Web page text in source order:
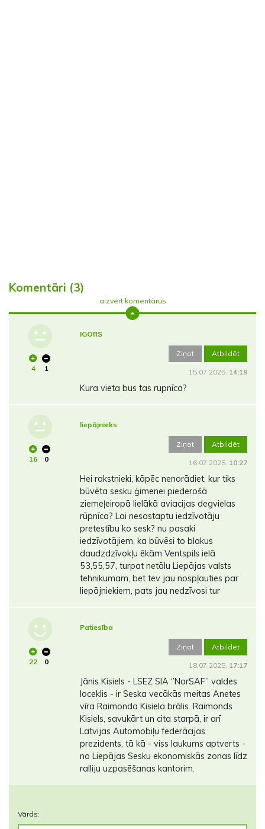
Komentāri (3)
aizvērt komentārus
4 1
IGORS
Ziņot Atbildēt
15.07.2025. 14:19
Kura vieta bus tas rupnīca?
16 0
liepājnieks
Ziņot Atbildēt
16.07.2025. 10:27
Hei rakstnieki, kāpēc nenorādiet, kur tiks
būvēta sesku ģimenei piederošā
ziemeļeiropā lielākā aviacijas degvielas
rūpnīca? Lai nesastaptu iedzīvotāju
pretestību ko sesk? nu pasaki
iedzīvotājiem, ka būvēsi to blakus
daudzdzīvokļu ēkām Ventspils ielā
53,55,57, turpat netālu Liepājas valsts
tehnikumam, bet tev jau nospļauties par
liepājniekiem, pats jau nedzīvosi tur
22 0
Patiesība
Ziņot Atbildēt
18.07.2025. 17:17
Jānis Kisiels - LSEZ SIA ‘’NorSAF’’ valdes
loceklis - ir Seska vecākās meitas Anetes
vīra Raimonda Kisiela brālis. Raimonds
Kisiels, savukārt un cita starpā, ir arī
Latvijas Automobiļu federācijas
prezidents, tā kā - viss laukums aptverts -
no Liepājas Sesku ekonomiskās zonas līdz
ralliju uzpasēšanas kantorim.
Vārds: